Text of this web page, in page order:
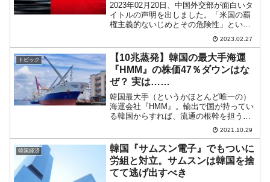
2023年02月20日、中国外交部が面白いタ
イトルの声明を出しました。「米国の覇
権主義的ないじめとその危険性」という
タイトルです。アメリカ合衆国の半導体
での締め付けが厳しくなり、偵察気球を
撃墜されたので頭にきたようです。非常
に長い文書（目次...
2023.02.27
トピック
【10兆蒸発】韓国の最大手海運
『HMM』の株価47％ダウンはな
ぜ？ 実は……
韓国最大手（というかほとんど唯一の）
海運会社『HMM』。輸出で国が持ってい
る韓国からすれば、流通の根幹を担う重
要な会社です。世界的船便不足で流通が
混乱しているので、さぞ評価も上がって
いるのではないか？と思われるかもしれ
ませんが、実は株価は大...
2021.10.29
韓国経済
韓国『サムスン電子』でもついに
労組と対立。サムスンは韓国を捨
てて逃げ出すべき